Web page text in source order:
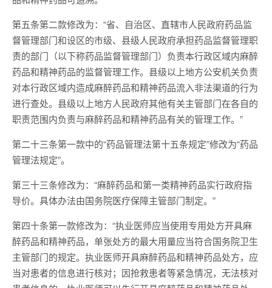
第五条第二款修改为：“省、自治区、直辖市人民政府药品监
督管理部门和设区的市级、县级人民政府承担药品监督管理职
责的部门（以下称药品监督管理部门）负责本行政区域内麻醉
药品和精神药品的监督管理工作。县级以上地方公安机关负责
对本行政区域内造成麻醉药品和精神药品流入非法渠道的行为
进行查处。县级以上地方人民政府其他有关主管部门在各自的
职责范围内负责与麻醉药品和精神药品有关的管理工作。”
第二十三条第一款中的“药品管理法第十五条规定”修改为“药品
管理法规定”。
第三十三条修改为：“麻醉药品和第一类精神药品实行政府指
导价。具体办法由国务院医疗保障主管部门制定。”
第四十条第一款修改为：“执业医师应当使用专用处方开具麻
醉药品和精神药品，单张处方的最大用量应当符合国务院卫生
主管部门的规定。执业医师开具麻醉药品和精神药品处方，应
当对患者的信息进行核对；因抢救患者等紧急情况，无法核对